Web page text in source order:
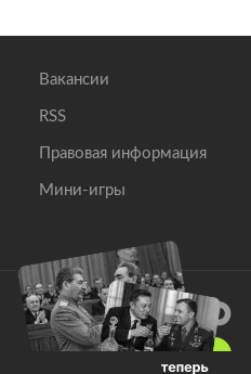
Вакансии
RSS
Правовая информация
Мини-игры